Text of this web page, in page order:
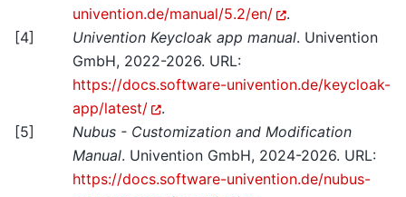
univention.de/manual/5.2/en/
.
[4] Univention Keycloak app manual. Univention
GmbH, 2022-2026. URL:
https://docs.software-univention.de/keycloak-
app/latest/
.
[5]
Nubus - Customization and Modification
Manual. Univention GmbH, 2024-2026. URL:
https://docs.software-univention.de/nubus-